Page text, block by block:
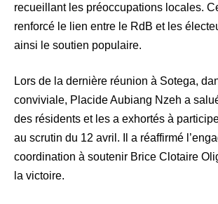
recueillant les préoccupations locales.
renforcé le lien entre le RdB et les
ainsi le soutien populaire.​
Lors de la dernière réunion à Sotega,
conviviale, Placide Aubiang Nzeh a
des résidents et les a exhortés à
au scrutin du 12 avril. Il a réaffirmé
coordination à soutenir Brice Clotaire
la victoire.​